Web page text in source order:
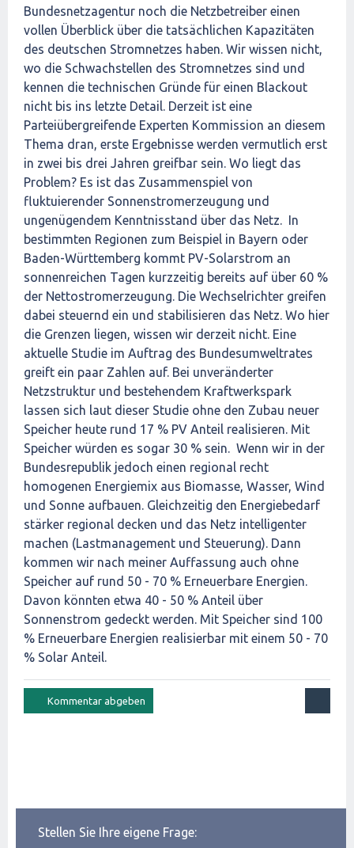
Bundesnetzagentur noch die Netzbetreiber einen
vollen Überblick über die tatsächlichen Kapazitäten
des deutschen Stromnetzes haben. Wir wissen nicht,
wo die Schwachstellen des Stromnetzes sind und
kennen die technischen Gründe für einen Blackout
nicht bis ins letzte Detail. Derzeit ist eine
Parteiübergreifende Experten Kommission an diesem
Thema dran, erste Ergebnisse werden vermutlich erst
in zwei bis drei Jahren greifbar sein. Wo liegt das
Problem? Es ist das Zusammenspiel von
fluktuierender Sonnenstromerzeugung und
ungenügendem Kenntnisstand über das Netz. In
bestimmten Regionen zum Beispiel in Bayern oder
Baden-Württemberg kommt PV-Solarstrom an
sonnenreichen Tagen kurzzeitig bereits auf über 60 %
der Nettostromerzeugung. Die Wechselrichter greifen
dabei steuernd ein und stabilisieren das Netz. Wo hier
die Grenzen liegen, wissen wir derzeit nicht. Eine
aktuelle Studie im Auftrag des Bundesumweltrates
greift ein paar Zahlen auf. Bei unveränderter
Netzstruktur und bestehendem Kraftwerkspark
lassen sich laut dieser Studie ohne den Zubau neuer
Speicher heute rund 17 % PV Anteil realisieren. Mit
Speicher würden es sogar 30 % sein. Wenn wir in der
Bundesrepublik jedoch einen regional recht
homogenen Energiemix aus Biomasse, Wasser, Wind
und Sonne aufbauen. Gleichzeitig den Energiebedarf
stärker regional decken und das Netz intelligenter
machen (Lastmanagement und Steuerung). Dann
kommen wir nach meiner Auffassung auch ohne
Speicher auf rund 50 - 70 % Erneuerbare Energien.
Davon könnten etwa 40 - 50 % Anteil über
Sonnenstrom gedeckt werden. Mit Speicher sind 100
% Erneuerbare Energien realisierbar mit einem 50 - 70
% Solar Anteil.
Stellen Sie Ihre eigene Frage: